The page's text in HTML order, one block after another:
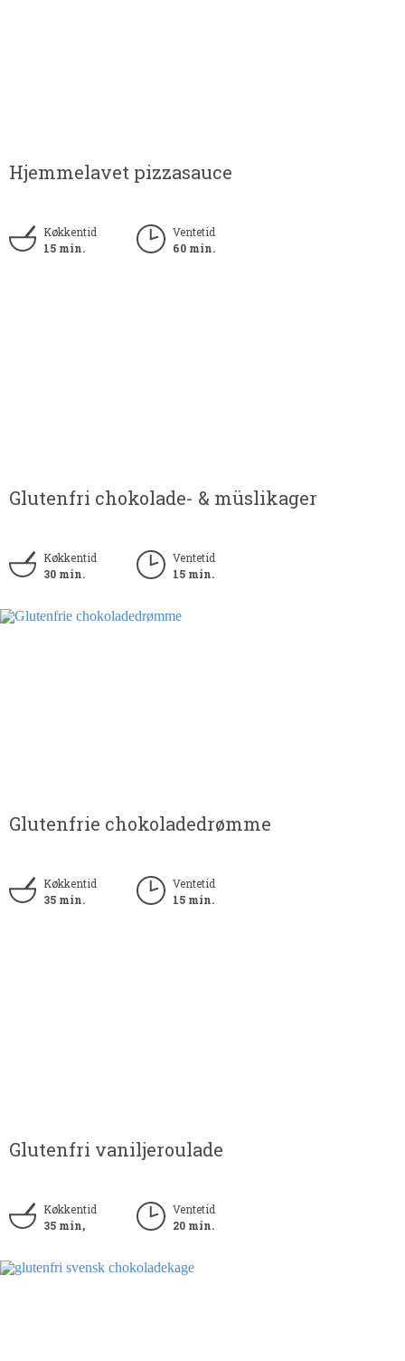
Hjemmelavet pizzasauce
Køkkentid
15 min.
Ventetid
60 min.
Glutenfri chokolade- & müslikager
Køkkentid
30 min.
Ventetid
15 min.
Glutenfrie chokoladedrømme
Køkkentid
35 min.
Ventetid
15 min.
Glutenfri vaniljeroulade
Køkkentid
35 min,
Ventetid
20 min.